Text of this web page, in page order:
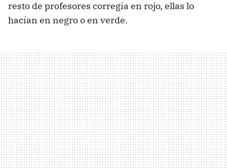
resto de profesores corregía en rojo, ellas lo
hacían en negro o en verde.